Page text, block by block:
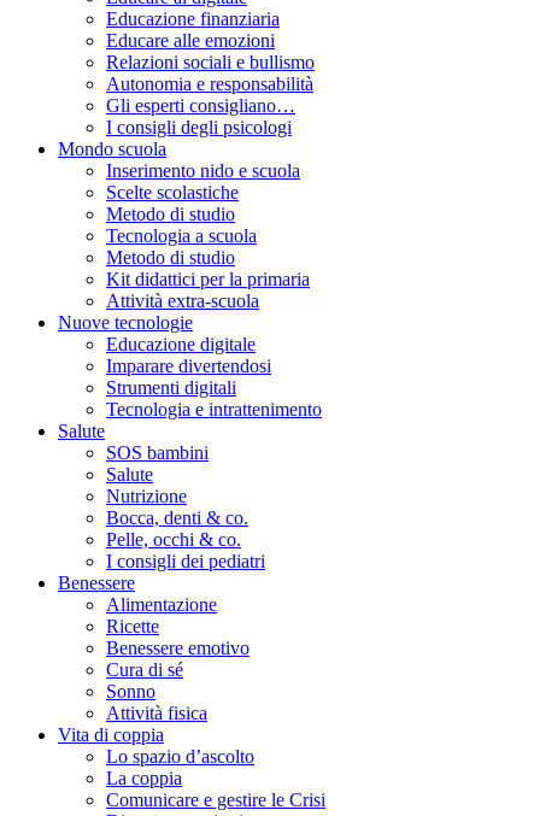
Educazione finanziaria
Educare alle emozioni
Relazioni sociali e bullismo
Autonomia e responsabilità
Gli esperti consigliano…
I consigli degli psicologi
Mondo scuola
Inserimento nido e scuola
Scelte scolastiche
Metodo di studio
Tecnologia a scuola
Metodo di studio
Kit didattici per la primaria
Attività extra-scuola
Nuove tecnologie
Educazione digitale
Imparare divertendosi
Strumenti digitali
Tecnologia e intrattenimento
Salute
SOS bambini
Salute
Nutrizione
Bocca, denti & co.
Pelle, occhi & co.
I consigli dei pediatri
Benessere
Alimentazione
Ricette
Benessere emotivo
Cura di sé
Sonno
Attività fisica
Vita di coppia
Lo spazio d’ascolto
La coppia
Comunicare e gestire le Crisi